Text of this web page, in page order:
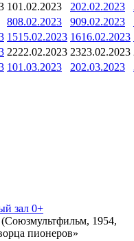
101.02.2023 202.02.2023
808.02.2023 909.02.2023
1515.02.2023 1616.02.2023
2222.02.2023 2323.02.2023
101.03.2023 202.03.2023
зал 0+
1954,
пионеров»